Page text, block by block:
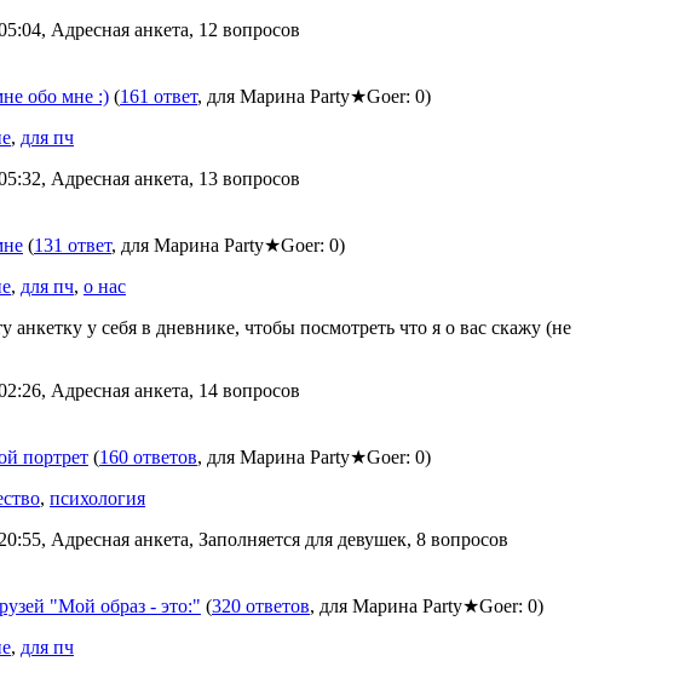
Адресная анкета, 12 вопросов
обо мне :) (161 ответ, для Марина Party★Goer: 0)
, для пч
Адресная анкета, 13 вопросов
(131 ответ, для Марина Party★Goer: 0)
, для пч, о нас
анкетку у себя в дневнике, чтобы посмотреть что я о вас скажу (не
Адресная анкета, 14 вопросов
портрет (160 ответов, для Марина Party★Goer: 0)
, психология
Адресная анкета, Заполняется для девушек, 8 вопросов
"Мой образ - это:" (320 ответов, для Марина Party★Goer: 0)
, для пч